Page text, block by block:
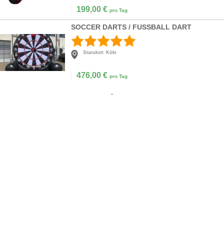
199,00 € pro Tag
SOCCER DARTS / FUSSBALL DART
Standort: Köln
476,00 € pro Tag